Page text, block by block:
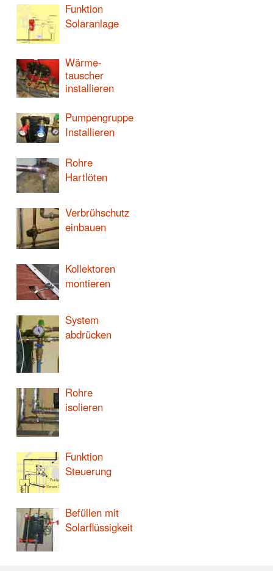
Funktion
Solaranlage
Wärme-
tauscher
installieren
Pumpengruppe
Installieren
Rohre
Hartlöten
Verbrühschutz
einbauen
Kollektoren
montieren
System
abdrücken
Rohre
isolieren
Funktion
Steuerung
Befüllen mit
Solarflüssigkeit